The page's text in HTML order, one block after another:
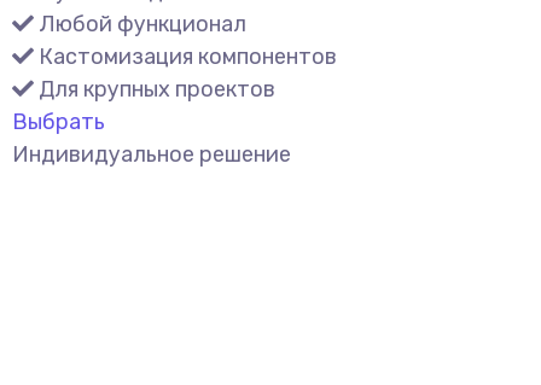
Любой функционал
Кастомизация компонентов
Для крупных проектов
Выбрать
Индивидуальное решение